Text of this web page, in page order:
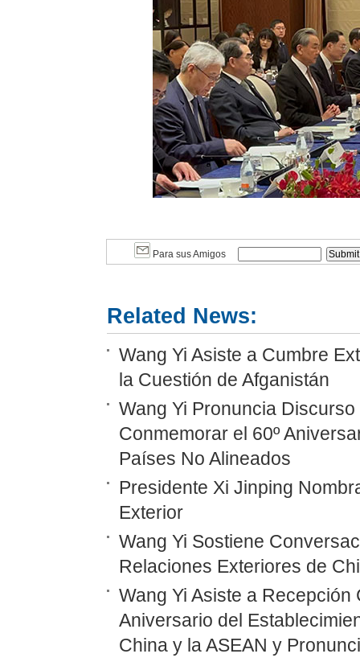
Para sus Amigos
Related News:
Wang Yi Asiste a Cumbre
la Cuestión de Afganistán
Wang Yi Pronuncia
Conmemorar el 60º
Países No Alineados
Presidente Xi Jinping
Exterior
Wang Yi Sostiene
Relaciones Exteriores de
Wang Yi Asiste a Recepción
Aniversario del
China y la ASEAN y